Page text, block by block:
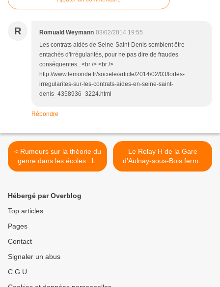
R Romuald Weymann 03/02/2014 19:55
Les contrats aidés de Seine-Saint-Denis semblent être
entachés d'irrégularités, pour ne pas dire de fraudes
conséquentes...<br /> <br />
http://www.lemonde.fr/societe/article/2014/02/03/fortes-
irregularites-sur-les-contrats-aides-en-seine-saint-
denis_4358936_3224.html
Répondre
< Rumeurs sur la théorie du
genre dans les écoles : la
FCPE du 93 soutient les
Le Relay H de la Gare
d’Aulnay-sous-Bois fermé
suite à une agression >
Hébergé par Overblog
Top articles
Pages
Contact
Signaler un abus
C.G.U.